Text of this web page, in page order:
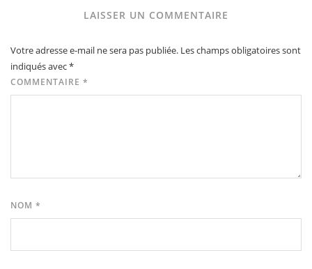
LAISSER UN COMMENTAIRE
Votre adresse e-mail ne sera pas publiée. Les champs obligatoires sont
indiqués avec*
COMMENTAIRE *
NOM *